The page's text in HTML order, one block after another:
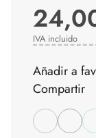
IVA incluido
Añadir a
Compartir